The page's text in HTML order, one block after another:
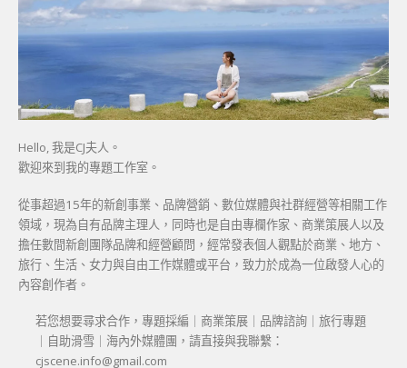
Hello, 我是CJ夫人。
歡迎來到我的專題工作室。
從事超過15年的新創事業、品牌營銷、數位媒體與社群經營等相關工作
領域，現為自有品牌主理人，同時也是自由專欄作家、商業策展人以及
擔任數間新創團隊品牌和經營顧問，經常發表個人觀點於商業、地方、
旅行、生活、女力與自由工作媒體或平台，致力於成為一位啟發人心的
內容創作者。
若您想要尋求合作，專題採編｜商業策展｜品牌諮詢｜旅行專題
｜自助滑雪｜海內外媒體團，請直接與我聯繫：
cjscene.info@gmail.com